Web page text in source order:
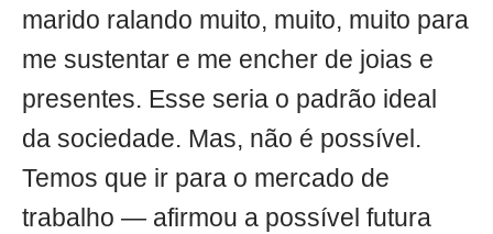
marido ralando muito, muito, muito para
me sustentar e me encher de joias e
presentes. Esse seria o padrão ideal
da sociedade. Mas, não é possível.
Temos que ir para o mercado de
trabalho — afirmou a possível futura